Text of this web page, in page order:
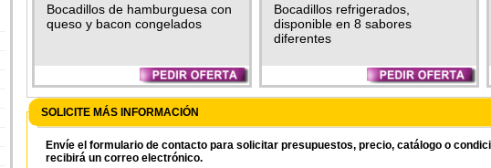
congelados
Bocadillos de hamburguesa con
queso y bacon congelados
Bocadillos refrigerados,
disponible en 8 sabores
diferentes
SOLICITE MÁS INFORMACIÓN
Envíe el formulario de contacto para solicitar presupuestos, precio, catálogo o
recibirá un correo electrónico.